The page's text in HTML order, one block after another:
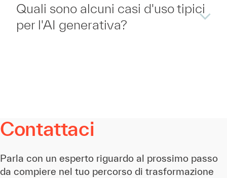
Quali sono alcuni casi d'uso tipici
per l'AI generativa?
Contattaci
Parla con un esperto riguardo al prossimo passo
da compiere nel tuo percorso di trasformazione